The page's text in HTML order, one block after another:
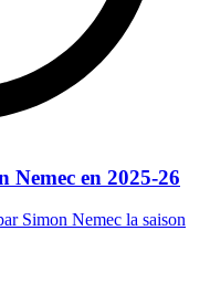
Nemec en 2025-26
Simon Nemec la saison